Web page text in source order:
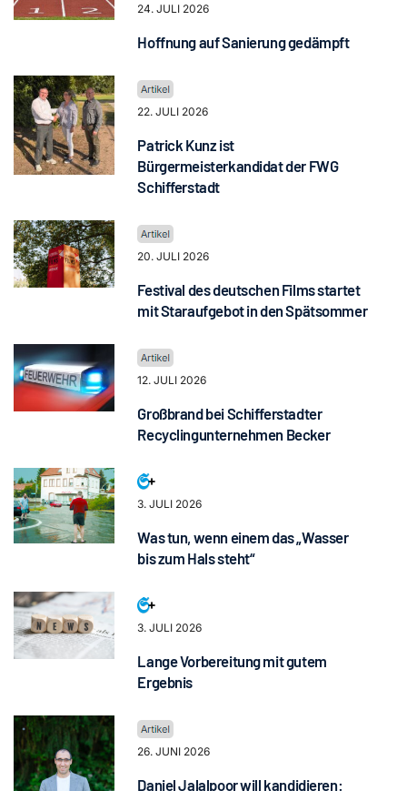
24. JULI 2026
Hoffnung auf Sanierung gedämpft
22. JULI 2026
Patrick Kunz ist
Bürgermeisterkandidat der FWG
Schifferstadt
20. JULI 2026
Festival des deutschen Films startet
mit Staraufgebot in den Spätsommer
12. JULI 2026
Großbrand bei Schifferstadter
Recyclingunternehmen Becker
3. JULI 2026
Was tun, wenn einem das „Wasser
bis zum Hals steht“
3. JULI 2026
Lange Vorbereitung mit gutem
Ergebnis
26. JUNI 2026
Daniel Jalalpoor will kandidieren: